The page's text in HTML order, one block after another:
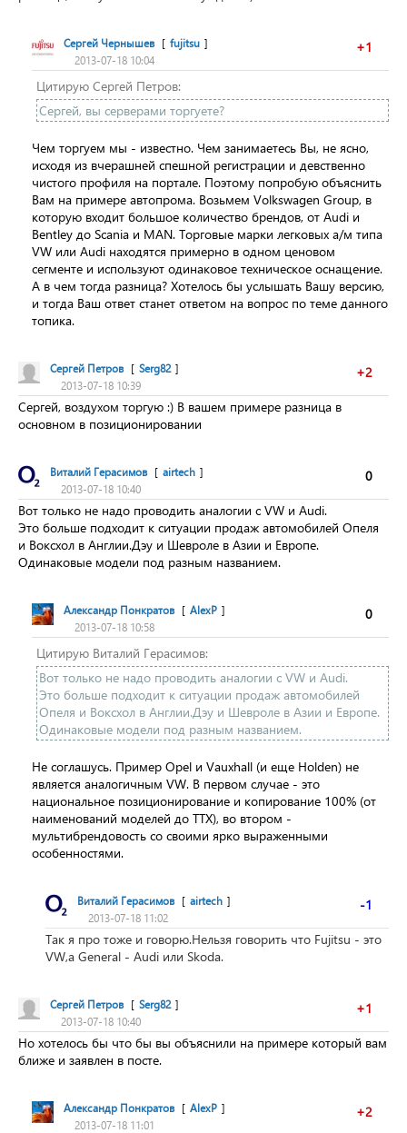
+1
Сергей Чернышев [ fujitsu ]
2013-07-18 10:04
Цитирую Сергей Петров:
Сергей, вы серверами торгуете?
Чем торгуем мы - известно. Чем занимаетесь Вы, не ясно,
исходя из вчерашней спешной регистрации и девственно
чистого профиля на портале. Поэтому попробую объяснить
Вам на примере автопрома. Возьмем Volkswagen Group, в
которую входит большое количество брендов, от Audi и
Bentley до Scania и MAN. Торговые марки легковых а/м типа
VW или Audi находятся примерно в одном ценовом
сегменте и используют одинаковое техническое оснащение.
А в чем тогда разница? Хотелось бы услышать Вашу версию,
и тогда Ваш ответ станет ответом на вопрос по теме данного
топика.
+2
Сергей Петров [ Serg82 ]
2013-07-18 10:39
Сергей, воздухом торгую :) В вашем примере разница в
основном в позиционировании
0
Виталий Герасимов [ airtech ]
2013-07-18 10:40
Вот только не надо проводить аналогии c VW и Audi.
Это больше подходит к ситуации продаж автомобилей Опеля
и Воксхол в Англии.Дэу и Шевроле в Азии и Европе.
Одинаковые модели под разным названием.
0
Александр Понкратов [ AlexP ]
2013-07-18 10:58
Цитирую Виталий Герасимов:
Вот только не надо проводить аналогии c VW и Audi.
Это больше подходит к ситуации продаж автомобилей
Опеля и Воксхол в Англии.Дэу и Шевроле в Азии и Европе.
Одинаковые модели под разным названием.
Не соглашусь. Пример Opel и Vauxhall (и еще Holden) не
является аналогичным VW. В первом случае - это
национальное позиционирование и копирование 100% (от
наименований моделей до ТТХ), во втором -
мультибрендовость со своими ярко выраженными
особенностями.
-1
Виталий Герасимов [ airtech ]
2013-07-18 11:02
Так я про тоже и говорю.Нельзя говорить что Fujitsu - это
VW,а General - Audi или Skoda.
+1
Сергей Петров [ Serg82 ]
2013-07-18 10:40
Но хотелось бы что бы вы объяснили на примере который вам
ближе и заявлен в посте.
+2
Александр Понкратов [ AlexP ]
2013-07-18 11:01